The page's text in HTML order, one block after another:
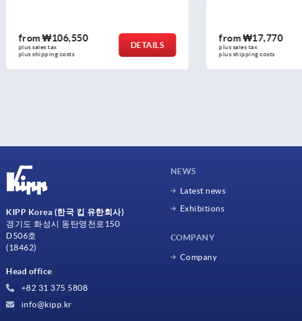
from₩106,550
plus sales tax
plus shipping costs
DETAILS
from₩17,770
plus sales tax
plus shipping costs
KIPP Korea (한국 킵 유한회사)
경기도 화성시 동탄영천로150
D506호
(18462)
Head office
+82 31 375 5808
info@kipp.kr
NEWS
Latest news
Exhibitions
COMPANY
Company